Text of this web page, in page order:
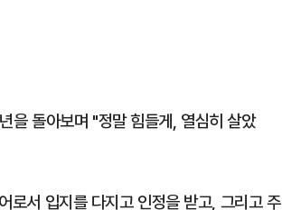
을 돌아보며 "정말 힘들게, 열심히 살았
로서 입지를 다지고 인정을 받고, 그리고 주